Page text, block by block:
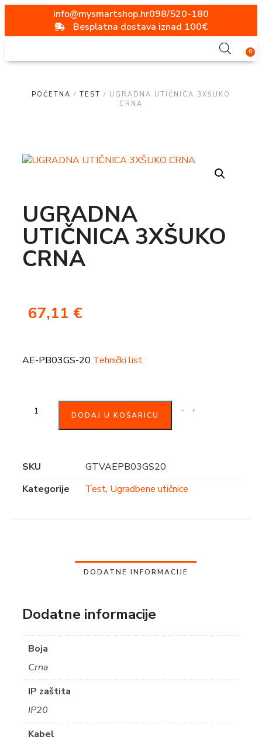
info@mysmartshop.hr098/520-180
Besplatna dostava iznad 100€
0
POČETNA / TEST / UGRADNA UTIČNICA 3XŠUKO
CRNA
UGRADNA
UTIČNICA 3XŠUKO
CRNA
67,11 €
AE-PB03GS-20 Tehnički list
- +
DODAJ U KOŠARICU
SKU
GTVAEPB03GS20
Kategorije
Test, Ugradbene utičnice
DODATNE INFORMACIJE
Dodatne informacije
Boja
Crna
IP zaštita
IP20
Kabel